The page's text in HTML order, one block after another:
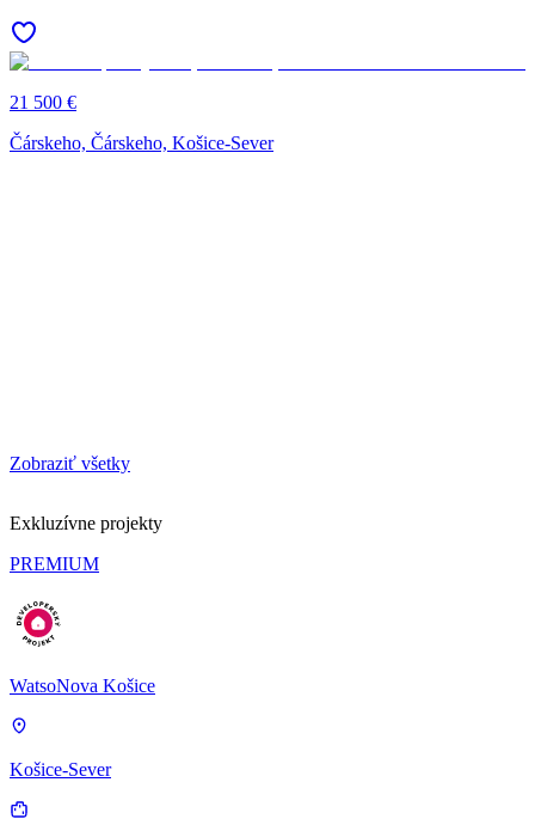
21 500 €
Čárskeho, Čárskeho, Košice-Sever
Zobraziť všetky
Exkluzívne projekty
PREMIUM
WatsoNova Košice
Košice-Sever